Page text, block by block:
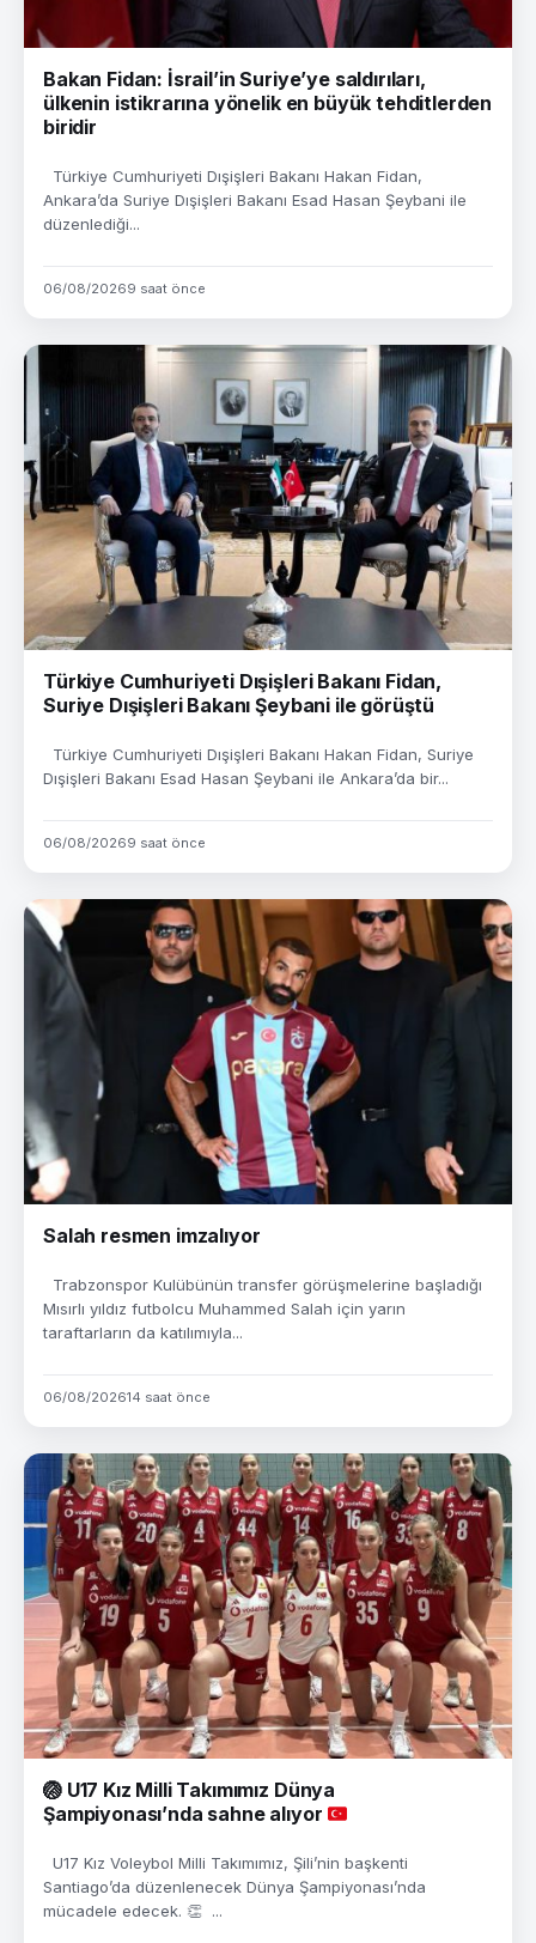
Bakan Fidan: İsrail’in Suriye’ye saldırıları,
ülkenin istikrarına yönelik en büyük tehditlerden
biridir
Türkiye Cumhuriyeti Dışişleri Bakanı Hakan Fidan,
Ankara’da Suriye Dışişleri Bakanı Esad Hasan Şeybani ile
düzenlediği...
06/08/20269 saat önce
Türkiye Cumhuriyeti Dışişleri Bakanı Fidan,
Suriye Dışişleri Bakanı Şeybani ile görüştü
Türkiye Cumhuriyeti Dışişleri Bakanı Hakan Fidan, Suriye
Dışişleri Bakanı Esad Hasan Şeybani ile Ankara’da bir...
06/08/20269 saat önce
Salah resmen imzalıyor
Trabzonspor Kulübünün transfer görüşmelerine başladığı
Mısırlı yıldız futbolcu Muhammed Salah için yarın
taraftarların da katılımıyla...
06/08/202614 saat önce
🏐U17 Kız Milli Takımımız Dünya
Şampiyonası’nda sahne alıyor
U17 Kız Voleybol Milli Takımımız, Şili’nin başkenti
Santiago’da düzenlenecek Dünya Şampiyonası’nda
mücadele edecek. 👏 ...